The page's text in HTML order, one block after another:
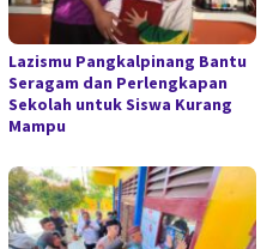
Lazismu Pangkalpinang Bantu
Seragam dan Perlengkapan
Sekolah untuk Siswa Kurang
Mampu